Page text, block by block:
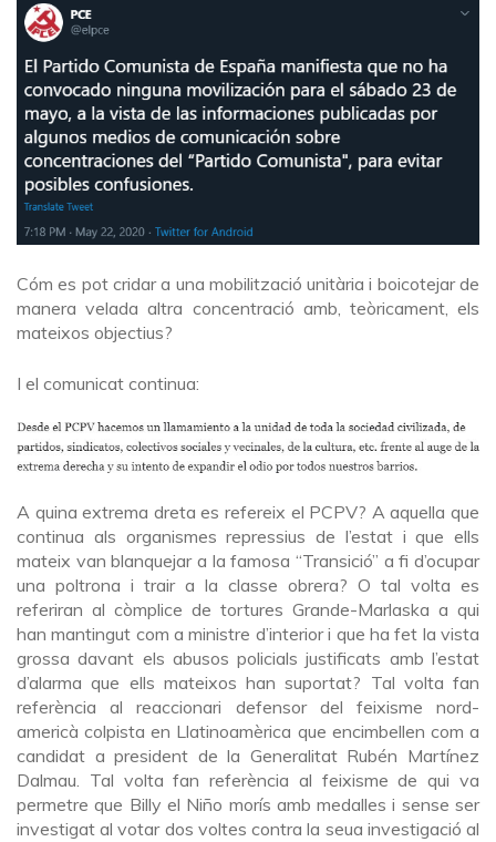
Cóm es pot cridar a una mobilització unitària i boicotejar de
manera velada altra concentració amb, teòricament, els
mateixos objectius?
I el comunicat continua:
A quina extrema dreta es refereix el PCPV? A aquella que
continua als organismes repressius de l’estat i que ells
mateix van blanquejar a la famosa “Transició” a fi d’ocupar
una poltrona i trair a la classe obrera? O tal volta es
referiran al còmplice de tortures Grande-Marlaska a qui
han mantingut com a ministre d’interior i que ha fet la vista
grossa davant els abusos policials justificats amb l’estat
d’alarma que ells mateixos han suportat? Tal volta fan
referència al reaccionari defensor del feixisme nord-
americà colpista en Llatinoamèrica que encimbellen com a
candidat a president de la Generalitat Rubén Martínez
Dalmau. Tal volta fan referència al feixisme de qui va
permetre que Billy el Niño morís amb medalles i sense ser
investigat al votar dos voltes contra la seua investigació al